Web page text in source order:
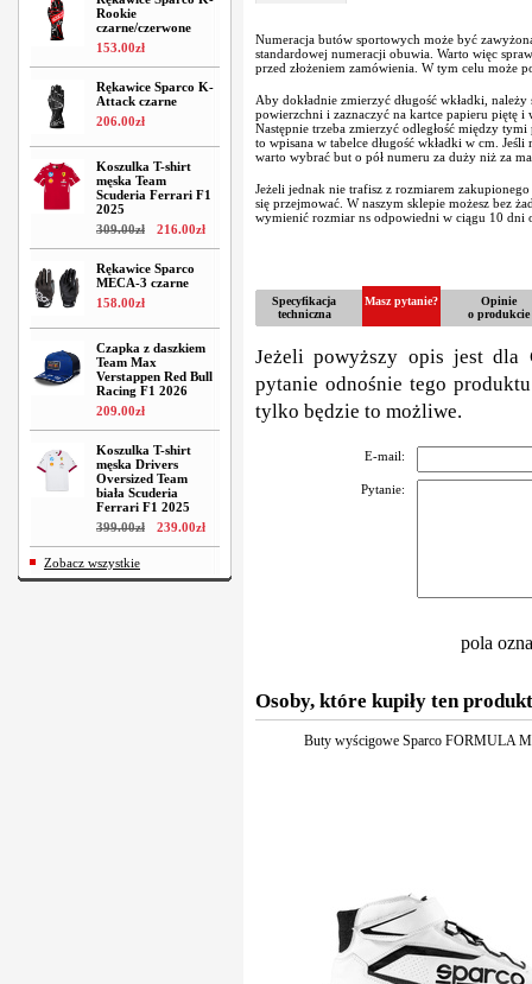
Rookie
czarne/czerwone
153.00zł
Rękawice Sparco K-
Attack czarne
206.00zł
Koszulka T-shirt
męska Team
Scuderia Ferrari F1
2025
309.00zł 216.00zł
Rękawice Sparco
MECA-3 czarne
158.00zł
Czapka z daszkiem
Team Max
Verstappen Red Bull
Racing F1 2026
209.00zł
Koszulka T-shirt
męska Drivers
Oversized Team
biała Scuderia
Ferrari F1 2025
399.00zł 239.00zł
Zobacz wszystkie
Numeracja butów sportowych może być
standardowej numeracji obuwia. Warto więc
przed złożeniem zamówienia. W tym celu może
Aby dokładnie zmierzyć długość wkładki, należy
powierzchni i zaznaczyć na kartce papieru piętę i
Następnie trzeba zmierzyć odległość między tymi
to wpisana w tabelce długość wkładki w cm. Jeśli
warto wybrać but o pół numeru za duży niż za
Jeżeli jednak nie trafisz z rozmiarem
się przejmować. W naszym sklepie możesz bez
wymienić rozmiar ns odpowiedni w ciągu 10 dni
Specyfikacja
techniczna
Masz pytanie?
Opinie
o produkcie
Jeżeli powyższy opis jest dla
pytanie odnośnie tego
tylko będzie to możliwe.
E-mail:
Pytanie:
pola
Osoby, które kupiły ten
Buty wyścigowe Sparco FORMULA